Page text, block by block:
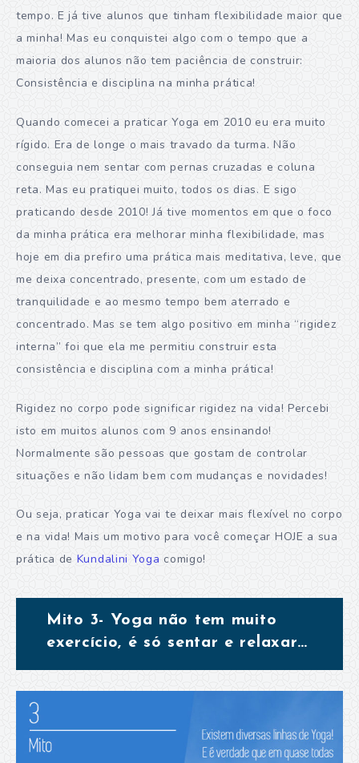
tempo. E já tive alunos que tinham flexibilidade maior que
a minha! Mas eu conquistei algo com o tempo que a
maioria dos alunos não tem paciência de construir:
Consistência e disciplina na minha prática!
Quando comecei a praticar Yoga em 2010 eu era muito
rígido. Era de longe o mais travado da turma. Não
conseguia nem sentar com pernas cruzadas e coluna
reta. Mas eu pratiquei muito, todos os dias. E sigo
praticando desde 2010! Já tive momentos em que o foco
da minha prática era melhorar minha flexibilidade, mas
hoje em dia prefiro uma prática mais meditativa, leve, que
me deixa concentrado, presente, com um estado de
tranquilidade e ao mesmo tempo bem aterrado e
concentrado. Mas se tem algo positivo em minha “rigidez
interna” foi que ela me permitiu construir esta
consistência e disciplina com a minha prática!
Rigidez no corpo pode significar rigidez na vida! Percebi
isto em muitos alunos com 9 anos ensinando!
Normalmente são pessoas que gostam de controlar
situações e não lidam bem com mudanças e novidades!
Ou seja, praticar Yoga vai te deixar mais flexível no corpo
e na vida! Mais um motivo para você começar HOJE a sua
prática de Kundalini Yoga comigo!
Mito 3- Yoga não tem muito
exercício, é só sentar e relaxar…